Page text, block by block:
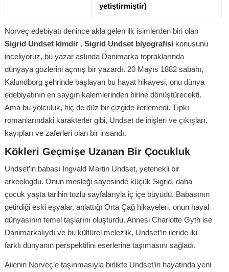
yetiştirmiştir)
Norveç edebiyatı denince akla gelen ilk isimlerden biri olan
Sigrid Undset kimdir , Sigrid Undset biyografisi konusunu
inceliyoruz, bu yazar aslında Danimarka topraklarında
dünyaya gözlerini açmış bir yazardı. 20 Mayıs 1882 sabahı,
Kalundborg şehrinde başlayan bu hayat hikayesi, onu dünya
edebiyatının en saygın kalemlerinden birine dönüştürecekti.
Ama bu yolculuk, hiç de düz bir çizgide ilerlemedi. Tıpkı
romanlarındaki karakterler gibi, Undset de inişleri ve çıkışları,
kayıpları ve zaferleri olan bir insandı.
Kökleri Geçmişe Uzanan Bir Çocukluk
Undset’in babası Ingvald Martin Undset, yetenekli bir
arkeologdu. Onun mesleği sayesinde küçük Sigrid, daha
çocuk yaşta tarihin tozlu sayfalarıyla iç içe büyüdü. Babasının
getirdiği eski eşyalar, anlattığı Orta Çağ hikayeleri, onun hayal
dünyasının temel taşlarını oluşturdu. Annesi Charlotte Gyth ise
Danimarkalıydı ve bu kültürel melezlik, Undset’in ileride iki
farklı dünyanın perspektifini eserlerine taşımasını sağladı.
Ailenin Norveç’e taşınmasıyla birlikte Undset’in hayatında yeni